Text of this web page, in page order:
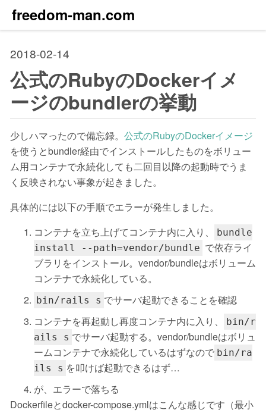
freedom-man.com
2018-02-14
公式のRubyのDockerイメ
ージのbundlerの挙動
少しハマったので備忘録。 公式のRubyのDockerイメージ
を使うとbundler経由でインストールしたものをボリュー
ム用コンテナで永続化しても二回目以降の起動時でうま
く反映されない事象が起きました。
具体的には以下の手順でエラーが発生しました。
コンテナを立ち上げてコンテナ内に入り、
bundle
install --path=vendor/bundle で依存ライ
ブラリをインストール。vendor/bundleはボリューム
コンテナで永続化している。
bin/rails s でサーバ起動できることを確認
コンテナを再起動し再度コンテナ内に入り、
bin/r
ails s でサーバ起動する。vendor/bundleはボリュ
ームコンテナで永続化しているはずなので bin/ra
ils s を叩けば起動できるはず…
が、エラーで落ちる
Dockerfileとdocker-compose.ymlはこんな感じです（最小